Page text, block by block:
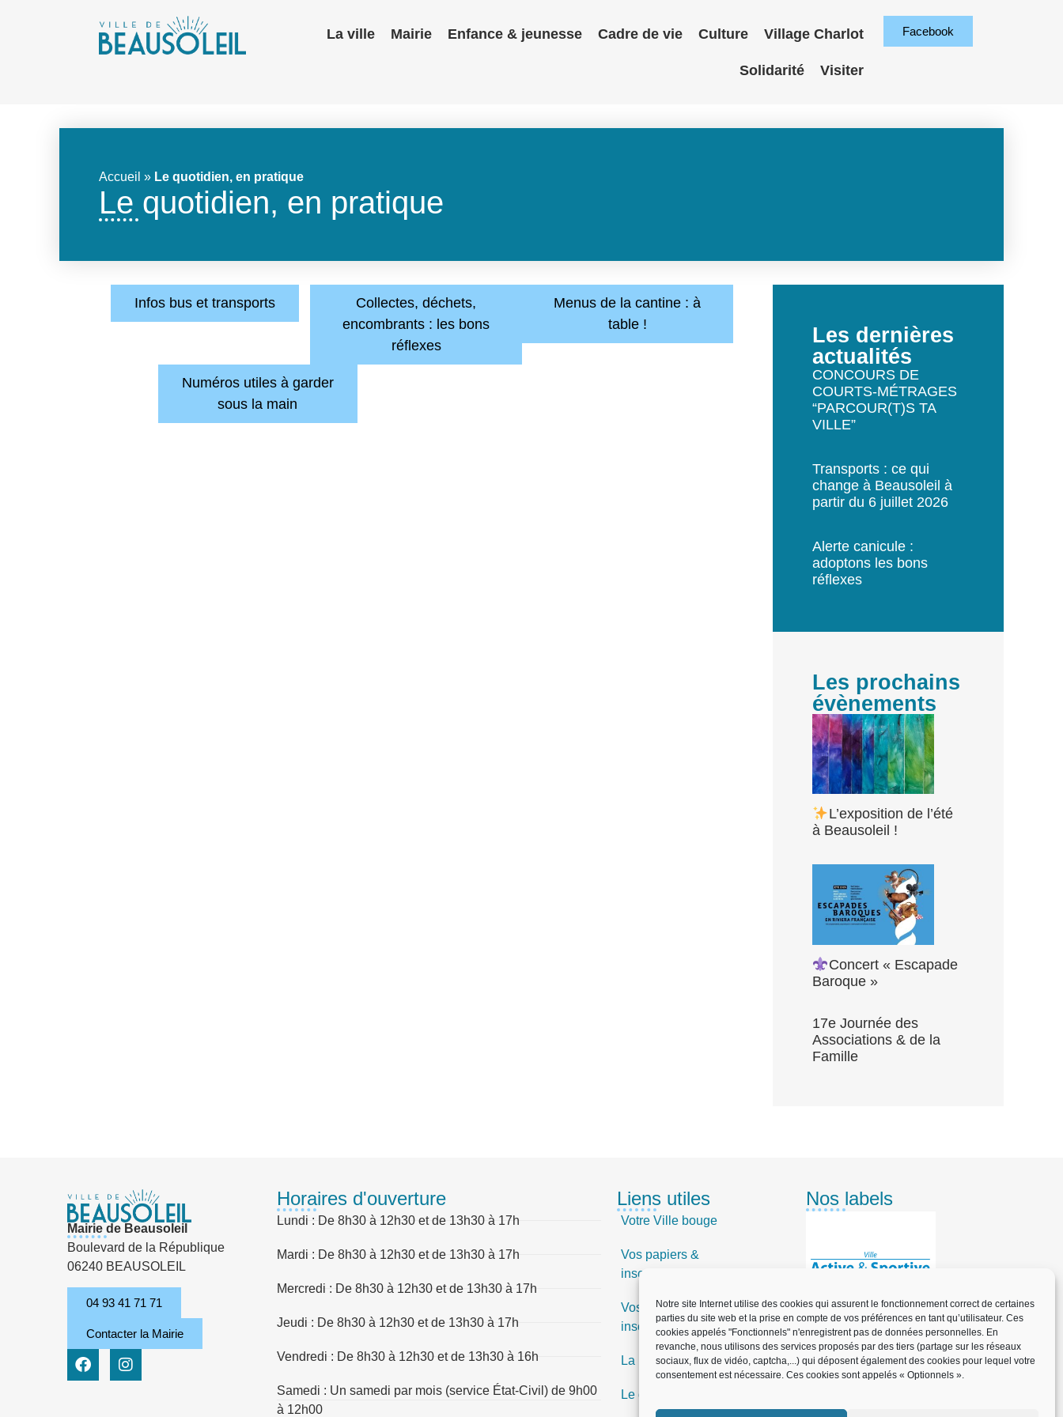
Notre site Internet utilise des cookies qui assurent le fonctionnement correct de certaines
parties du site web et la prise en compte de vos préférences en tant qu’utilisateur. Ces
cookies appelés "Fonctionnels" n'enregistrent pas de données personnelles. En
revanche, nous utilisons des services proposés par des tiers (partage sur les réseaux
sociaux, flux de vidéo, captcha,...) qui déposent également des cookies pour lequel votre
consentement est nécessaire. Ces cookies sont appelés « Optionnels ».
La ville Mairie Enfance & jeunesse Cadre de vie Culture Village Charlot
Solidarité Visiter
Facebook
Accueil » Le quotidien, en pratique
Le quotidien, en pratique
Infos bus et transports
Collectes, déchets,
encombrants : les bons
réflexes
Menus de la cantine : à
table !
Numéros utiles à garder
sous la main
Les dernières
actualités
CONCOURS DE
COURTS-MÉTRAGES
“PARCOUR(T)S TA
VILLE”
Transports : ce qui
change à Beausoleil à
partir du 6 juillet 2026
Alerte canicule :
adoptons les bons
réflexes
Les prochains
évènements
L’exposition de l’été
à Beausoleil !
Concert « Escapade
Baroque »
17e Journée des
Associations & de la
Famille
Mairie de Beausoleil
Boulevard de la République
06240 BEAUSOLEIL
04 93 41 71 71
Contacter la Mairie
Horaires d'ouverture
Lundi : De 8h30 à 12h30 et de 13h30 à 17h
Mardi : De 8h30 à 12h30 et de 13h30 à 17h
Mercredi : De 8h30 à 12h30 et de 13h30 à 17h
Jeudi : De 8h30 à 12h30 et de 13h30 à 17h
Vendredi : De 8h30 à 12h30 et de 13h30 à 16h
Samedi : Un samedi par mois (service État-Civil) de 9h00
à 12h00
Liens utiles
Votre Ville bouge
Vos papiers &
inscriptions
Vos papiers &
inscriptions
La Mairie vous informe
Le quotidien, en pratique
Nos labels